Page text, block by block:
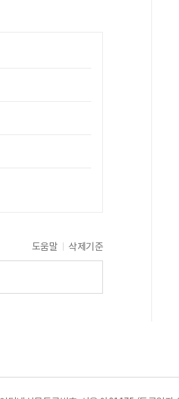
도움말 삭제기준